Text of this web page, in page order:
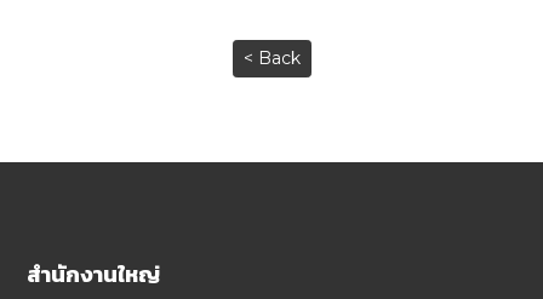
< Back
สำนักงานใหญ่